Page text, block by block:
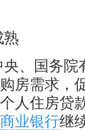
熟
、国务院
房需求，
人住房贷
商业银行继